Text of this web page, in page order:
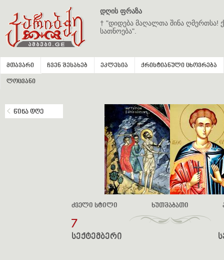
დღის ფრაზა
† "დიდება მაღალთა შინა ღმერთსა!
სათნოება".
მთავარი ჩვენ შესახებ ეკლესია ქრისტიანული ცხოვრება
ლოცვანი
წინა დღე
ძველი სტილი
7
სექტემბერი
ხუთშაბათი